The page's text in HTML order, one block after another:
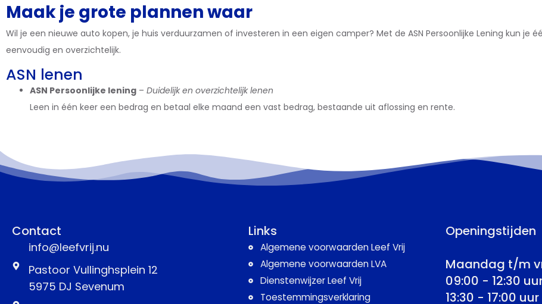
Maak je grote plannen waar
Wil je een nieuwe auto kopen, je huis verduurzamen of investeren in een eigen camper? Met de ASN Persoonlijke Lening kun je
eenvoudig en overzichtelijk.
ASN lenen
ASN Persoonlijke lening – Duidelijk en overzichtelijk lenen
Leen in één keer een bedrag en betaal elke maand een vast bedrag, bestaande uit aflossing en rente.
Contact
info@leefvrij.nu
Pastoor Vullinghsplein 12
5975 DJ Sevenum
Links
Algemene voorwaarden Leef Vrij
Algemene voorwaarden LVA
Dienstenwijzer Leef Vrij
Toestemmingsverklaring
Openingstijden
Maandag t/m
09:00 - 12:30
13:30 - 17:00 uur